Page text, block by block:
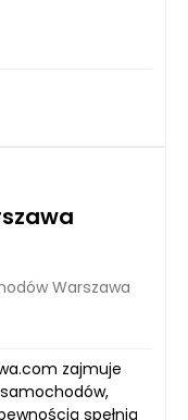
Warszawa
zajmuje
spełnią